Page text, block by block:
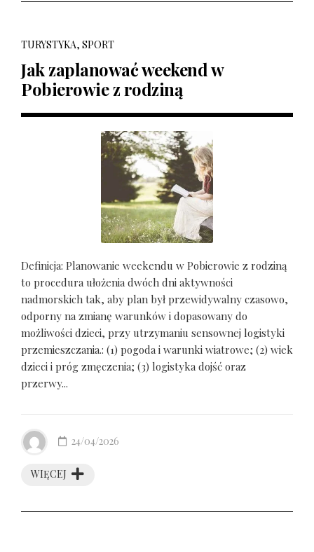
TURYSTYKA, SPORT
Jak zaplanować weekend w
Pobierowie z rodziną
Definicja: Planowanie weekendu w Pobierowie z rodziną
to procedura ułożenia dwóch dni aktywności
nadmorskich tak, aby plan był przewidywalny czasowo,
odporny na zmianę warunków i dopasowany do
możliwości dzieci, przy utrzymaniu sensownej logistyki
przemieszczania.: (1) pogoda i warunki wiatrowe; (2) wiek
dzieci i próg zmęczenia; (3) logistyka dojść oraz
przerwy...
WIĘCEJ
24/04/2026